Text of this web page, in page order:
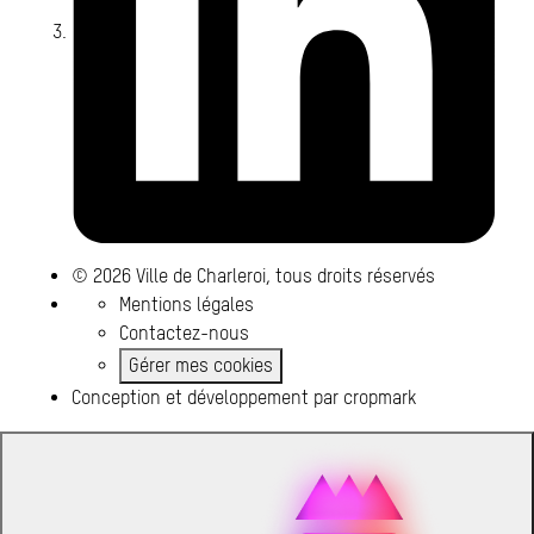
© 2026 Ville de Charleroi, tous droits réservés
Mentions légales
Contactez-nous
Gérer mes cookies
Conception et développement par cropmark